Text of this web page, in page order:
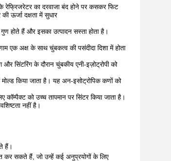
का दरवाजा बंद होने पर कसकर फिट
ऊर्जा दक्षता में सुधार
होते हैं और इसका उत्पादन सस्ता होता है।
एक अक्ष के साथ चुंबकत्व की पसंदीदा दिशा में होता
सिंटरिंग के दौरान चुंबकीय एनी-इज़ोट्रोपी को
किया जाता है। यह अन-इसोट्रोपिक कणों को
कॉम्पैक्ट को उच्च तापमान पर सिंटर किया जाता है।
नहीं है।
हैं।
कर सकते हैं, जो उन्हें कई अनुप्रयोगों के लिए